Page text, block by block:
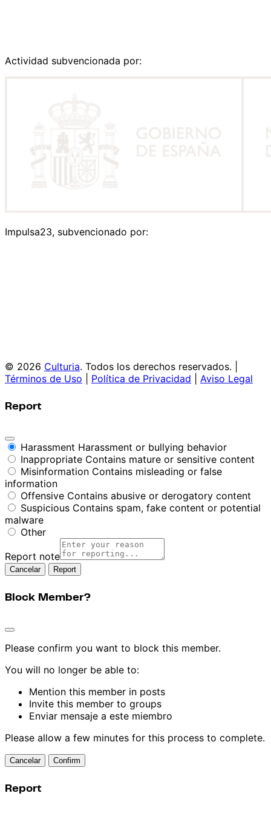
Actividad subvencionada por:
Impulsa23, subvencionado por:
© 2026 Culturia. Todos los derechos reservados. |
Términos de Uso
Política de Privacidad Aviso Legal
Report
Harassment Harassment or bullying behavior
Inappropriate Contains mature or sensitive content
Misinformation Contains misleading or false
information
Offensive Contains abusive or derogatory content
Suspicious Contains spam, fake content or potential
malware
Other
Report note
Report
Block Member?
Please confirm you want to block this member.
You will no longer be able to:
Mention this member in posts
Invite this member to groups
Enviar mensaje a este miembro
Please allow a few minutes for this process to complete.
Confirm
Report